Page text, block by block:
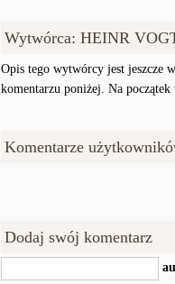
Wytwórca: HEINR
Opis tego wytwórcy jest jeszcze
komentarzu poniżej. Na
Komentarze
Dodaj swój komentarz